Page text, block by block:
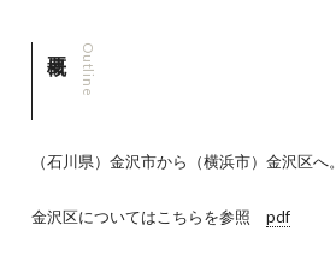
Outline
（石川県）金沢市から（横浜市）金沢区へ。
金沢区についてはこちらを参照 pdf